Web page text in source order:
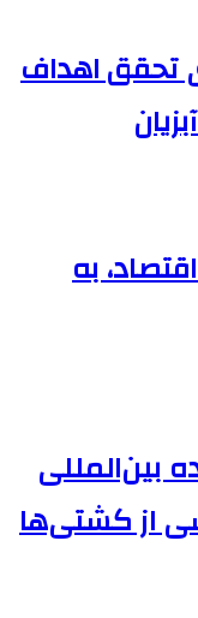
تحقق اهداف
به
بین‌المللی
از کشتی‌ها